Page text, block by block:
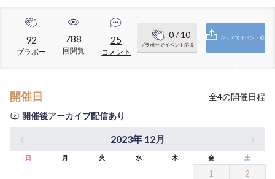
92
ブラボー
788
回閲覧
25
コメント
0/ 10
ブラボーでイベント応援
シェアでイベント応
開催日 全4の開催日程
開催後アーカイブ配信あり
2023年 12月
日 月 火 水 木 金 土
1 2